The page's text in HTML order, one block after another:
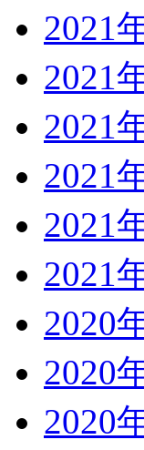
2021
2021
2021
2021
2021
2021
2020
2020
2020